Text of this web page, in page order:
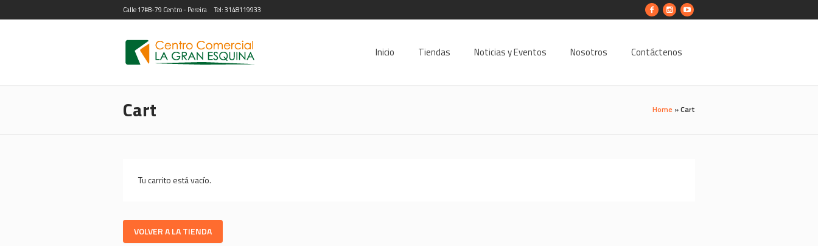
Calle 17#8-79 Centro - Pereira Tel: 3148119933
Inicio Tiendas Noticias y Eventos Nosotros Contáctenos
Cart Home »Cart
Tu carrito está vacío.
VOLVER A LA TIENDA